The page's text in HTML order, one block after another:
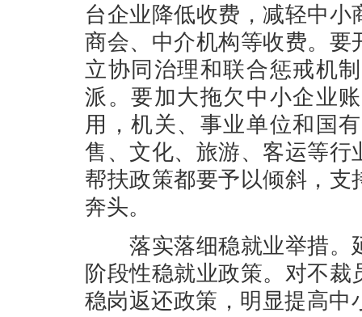
台企业降低收费，减轻中
商会、中介机构等收费。
立协同治理和联合惩戒机
派。要加大拖欠中小企业
用，机关、事业单位和国
售、文化、旅游、客运等
帮扶政策都要予以倾斜，
奔头。
落实落细稳就业举措。
阶段性稳就业政策。对不
稳岗返还政策，明显提高中